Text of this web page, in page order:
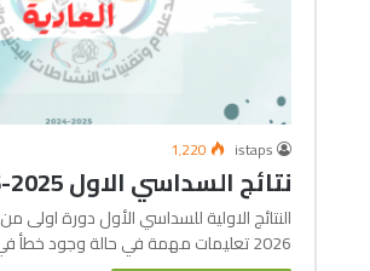
istaps 1٬220
نتائج السداسي الاول 2025-2026
2026 تعليمات مهمة في حالة وجود خطأ في أحد المواد (عدم…